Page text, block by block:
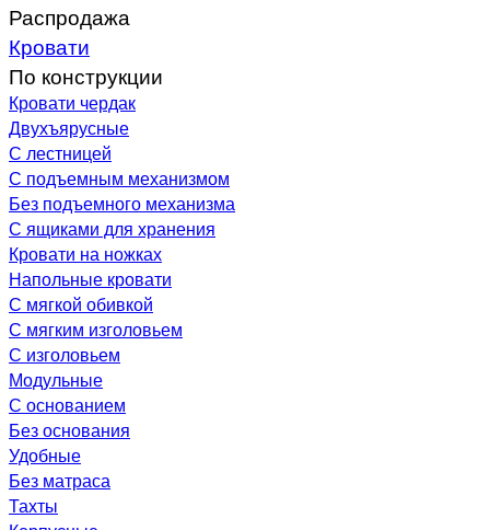
Распродажа
Кровати
По конструкции
Кровати чердак
Двухъярусные
С лестницей
С подъемным механизмом
Без подъемного механизма
С ящиками для хранения
Кровати на ножках
Напольные кровати
С мягкой обивкой
С мягким изголовьем
С изголовьем
Модульные
С основанием
Без основания
Удобные
Без матраса
Тахты